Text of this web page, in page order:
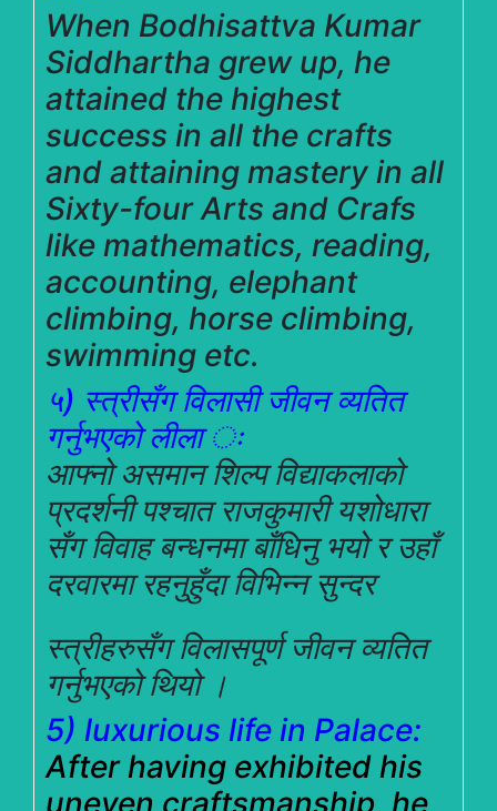
When Bodhisattva Kumar
Siddhartha grew up, he
attained the highest
success in all the crafts
and attaining mastery in all
Sixty-four Arts and Crafs
like mathematics, reading,
accounting, elephant
climbing, horse climbing,
swimming etc.
५) स्त्रीसँग विलासी जीवन व्यतित
गर्नुभएको लीला ः
आफ्नो असमान शिल्प विद्याकलाको
प्रदर्शनी पश्चात राजकुमारी यशोधारा
सँग विवाह बन्धनमा बाँधिनु भयो र उहाँ
दरवारमा रहनुहुँदा विभिन्न सुन्दर
स्त्रीहरुसँग विलासपूर्ण जीवन व्यतित
गर्नुभएको थियो ।
5) luxurious life in Palace:
After having exhibited his
uneven craftsmanship, he